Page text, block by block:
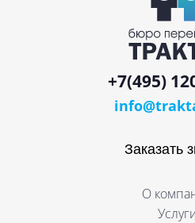
Заказать
О
+7(495)